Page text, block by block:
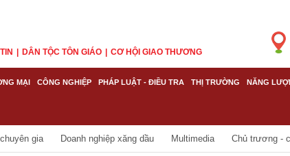
DÂN TỘC TÔN GIÁO CƠ HỘI GIAO THƯƠNG
MẠI CÔNG NGHIỆP PHÁP LUẬT - ĐIỀU TRA THỊ TRƯỜNG NĂNG
gia Doanh nghiệp xăng dầu Multimedia Chủ trương -